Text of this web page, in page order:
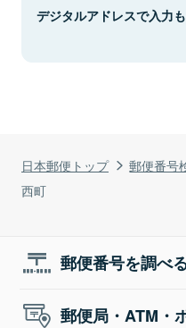
日本郵便トップ 郵便番号
西町
デジタルアドレスで入力
郵便番号を調べ
郵便局・ATM・